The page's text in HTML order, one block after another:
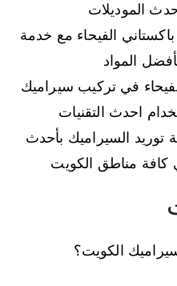
الموديلات
الفيحاء مع خدمة
المواد
في تركيب سيراميك
احدث التقنيات
توريد السيراميك بأحدث
كافة مناطق الكويت
الكويت؟